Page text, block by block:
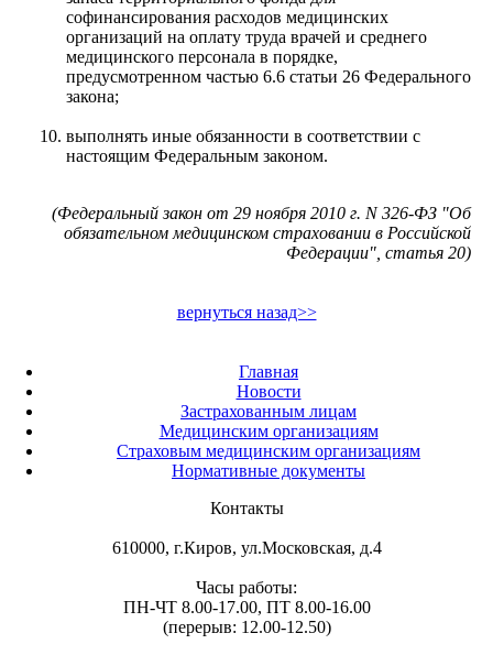
софинансирования расходов медицинских
организаций на оплату труда врачей и среднего
медицинского персонала в порядке,
предусмотренном частью 6.6 статьи 26 Федерального
закона;
выполнять иные обязанности в соответствии с
настоящим Федеральным законом.
(Федеральный закон от 29 ноября 2010 г. N 326-ФЗ "Об
обязательном медицинском страховании в Российской
Федерации", статья 20)
вернуться назад>>
Главная
Новости
Застрахованным лицам
Медицинским организациям
Страховым медицинским организациям
Нормативные документы
Контакты
610000, г.Киров, ул.Московская, д.4
Часы работы:
ПН-ЧТ 8.00-17.00, ПТ 8.00-16.00
(перерыв: 12.00-12.50)